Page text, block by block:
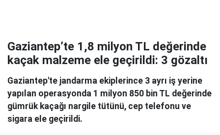
Gaziantep’te 1,8 milyon TL değerinde
kaçak malzeme ele geçirildi: 3 gözaltı
Gaziantep'te jandarma ekiplerince 3 ayrı iş yerine
yapılan operasyonda 1 milyon 850 bin TL değerinde
gümrük kaçağı nargile tütünü, cep telefonu ve
sigara ele geçirildi.